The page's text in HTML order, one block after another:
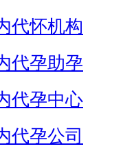
代怀机构
代孕助孕
代孕中心
代孕公司